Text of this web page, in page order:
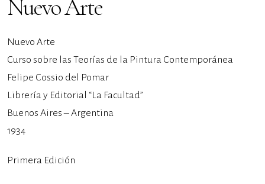
Nuevo Arte
Nuevo Arte
Curso sobre las Teorías de la Pintura Contemporánea
Felipe Cossio del Pomar
Librería y Editorial “La Facultad”
Buenos Aires – Argentina
1934
Primera Edición